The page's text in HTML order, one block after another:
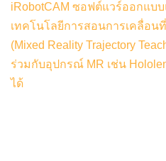
iRobotCAM ซอฟต์แวร์ออกแบ
เทคโนโลยีการสอนการเคลื่อน
(Mixed Reality Trajectory
ร่วมกับอุปกรณ์ MR เช่น
ได้